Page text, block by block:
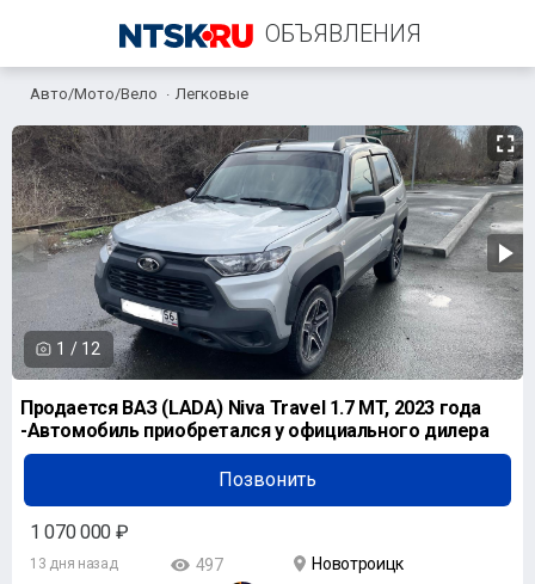
ОБЪЯВЛЕНИЯ
+7 (901) 890-26-48
Авто/Мото/Вело Легковые
1 / 12
Продается ВАЗ (LADA) Niva Travel 1.7 MT, 2023 года
-Автомoбиль приoбpетался у официального дилера
Позвонить
1 070 000 ₽
13 дня назад 497
Новотроицк